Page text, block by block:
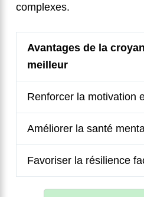
complexes.
Avantages de la
meilleur
Renforcer la motivation
Améliorer la santé
Favoriser la résilience